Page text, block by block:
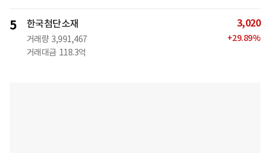
5 한국첨단소재
거래량 3,991,467
거래대금 118.3억
3,020
+29.89%